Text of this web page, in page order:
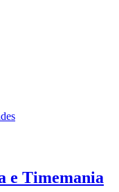
e Timemania